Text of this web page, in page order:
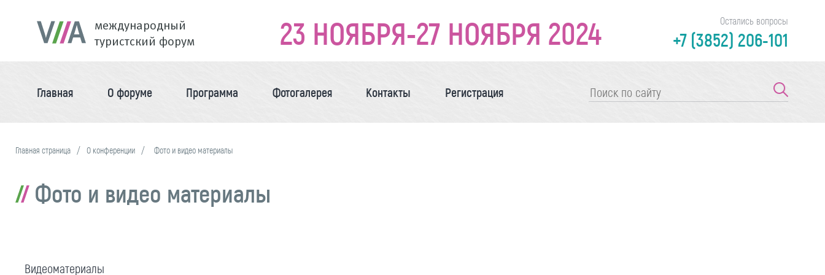
международный
туристский форум
23 НОЯБРЯ-27 НОЯБРЯ 2024 Остались вопросы
+7 (3852) 206-101
Главная О форуме Программа Фотогалерея Контакты Регистрация
Главная страница О конференции Фото и видео материалы
Фото и видео материалы
Видеоматериалы